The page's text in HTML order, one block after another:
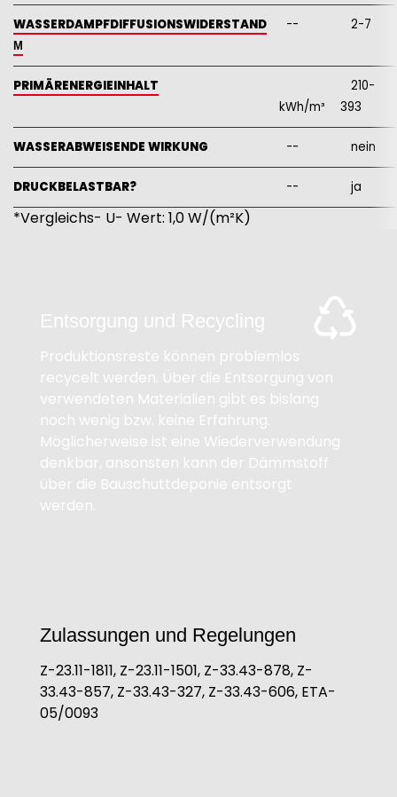
WASSERDAMPFDIFFUSIONSWIDERSTAND
Μ
-- 2-7
PRIMÄRENERGIEINHALT
kWh/m³
210-
393
WASSERABWEISENDE WIRKUNG -- nein
DRUCKBELASTBAR? -- ja
*Vergleichs- U- Wert: 1,0 W/(m²K)
Entsorgung und Recycling
Produktionsreste können problemlos
recycelt werden. Über die Entsorgung von
verwendeten Materialien gibt es bislang
noch wenig bzw. keine Erfahrung.
Möglicherweise ist eine Wiederverwendung
denkbar, ansonsten kann der Dämmstoff
über die Bauschuttdeponie entsorgt
werden.
Zulassungen und Regelungen
Z-23.11-1811, Z-23.11-1501, Z-33.43-878, Z-
33.43-857, Z-33.43-327, Z-33.43-606, ETA-
05/0093